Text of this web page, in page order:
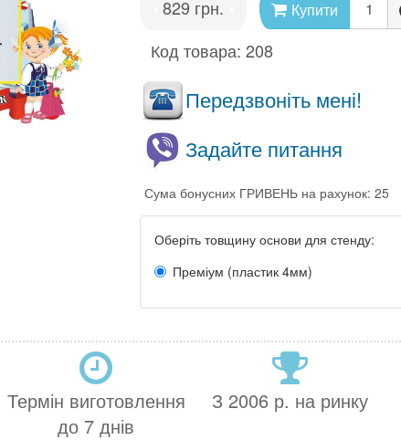
829 грн. Купити
Код товара:208
Передзвоніть мені!
Задайте питання
Сума бонусних ГРИВЕНЬ на рахунок: 25
Оберіть товщину основи для стенду:
Преміум (пластик 4мм)
Термін виготовлення
до 7 днів
З 2006 р. на ринку